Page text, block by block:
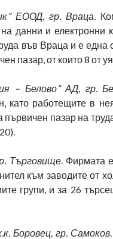
ЕООД, гр. Враца.
данни и електронни
във Враца и е
пазар, от които 8 от
– Белово” АД, гр.
като работещите в
пазар на
Търговище. Фирмата
към заводите от
групи, и за 26
Боровец, гр. Самоков